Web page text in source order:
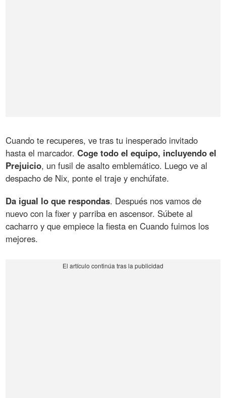
Cuando te recuperes, ve tras tu inesperado invitado
hasta el marcador.Coge todo el equipo, incluyendo el
Prejuicio, un fusil de asalto emblemático. Luego ve al
despacho de Nix, ponte el traje y enchúfate.
Da igual lo que respondas. Después nos vamos de
nuevo con la fixer y parriba en ascensor. Súbete al
cacharro y que empiece la fiesta en Cuando fuimos los
mejores.